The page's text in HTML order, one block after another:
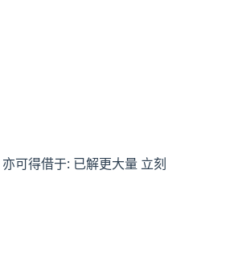
可得借于: 已解更大量 立刻